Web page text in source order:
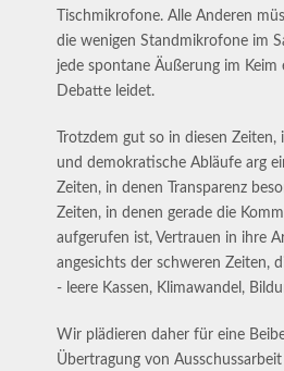
Tischmikrofone. Alle Anderen
die wenigen Standmikrofone im
jede spontane Äußerung im
Debatte leidet.
Trotzdem gut so in diesen
und demokratische Abläufe arg
Zeiten, in denen Transparenz
Zeiten, in denen gerade die
aufgerufen ist, Vertrauen in ihre
angesichts der schweren Zeiten,
- leere Kassen, Klimawandel,
Wir plädieren daher für eine
Übertragung von